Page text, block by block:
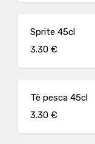
Sprite 45cl
3.30 €
Tè pesca 45cl
3.30 €